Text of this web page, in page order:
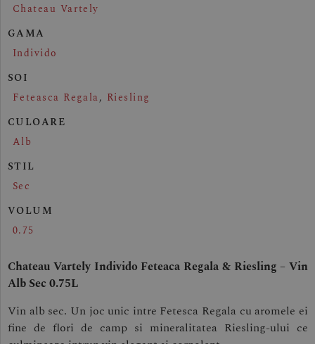
Chateau Vartely
GAMA
Individo
SOI
Feteasca Regala, Riesling
CULOARE
Alb
STIL
Sec
VOLUM
0.75
Chateau Vartely Individo Feteaca Regala & Riesling – Vin
Alb Sec 0.75L
Vin alb sec. Un joc unic intre Fetesca Regala cu aromele ei
fine de flori de camp si mineralitatea Riesling-ului ce